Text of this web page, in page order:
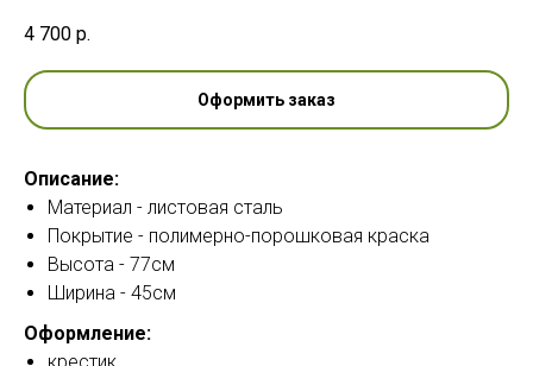
4 700 р.
Оформить заказ
Описание:
Материал - листовая сталь
Покрытие - полимерно-порошковая краска
Высота - 77см
Ширина - 45см
Оформление: